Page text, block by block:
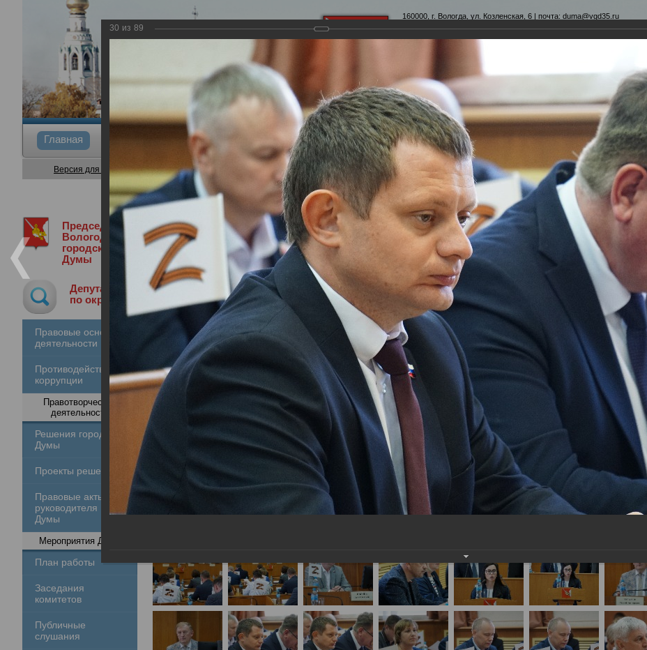
160000, г. Вологда, ул. Козленская, 6 | почта: duma@vgd35.ru
официальный сайтwww.duma-vologda.ru
Главная Общие сведения Комитеты График приема Контакты Депутатские объединения
Версия для слабовидящих
Председатель
Вологодской
городской
Думы
Депутат
по округу
Правовые основы
деятельности
Противодействие
коррупции
Правотворческая
деятельность
Решения городской
Думы
Проекты решений
Правовые акты
руководителя
Думы
Мероприятия Думы
План работы
Заседания
комитетов
Публичные
слушания
Медиа библиотека Фотогалерея
9-я сессия Вологодской городской Думы
9-я сессия Вологодской городской Думы
26.06.2025
30 из 89